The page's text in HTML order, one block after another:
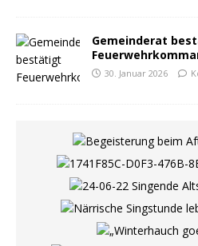
Gemeinderat
30. Januar 2026